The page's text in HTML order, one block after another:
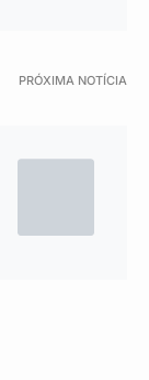
PRÓXIMA NOTÍCIA